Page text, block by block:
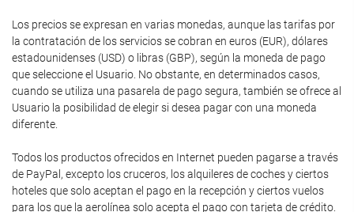
Los precios se expresan en varias monedas, aunque las tarifas por
la contratación de los servicios se cobran en euros (EUR), dólares
estadounidenses (USD) o libras (GBP), según la moneda de pago
que seleccione el Usuario. No obstante, en determinados casos,
cuando se utiliza una pasarela de pago segura, también se ofrece al
Usuario la posibilidad de elegir si desea pagar con una moneda
diferente.
Todos los productos ofrecidos en Internet pueden pagarse a través
de PayPal, excepto los cruceros, los alquileres de coches y ciertos
hoteles que solo aceptan el pago en la recepción y ciertos vuelos
para los que la aerolínea solo acepta el pago con tarjeta de crédito.